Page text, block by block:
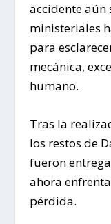
accidente aún
ministeriales
para
mecánica,
humano.
Tras la
los restos de
fueron
ahora
pérdida.